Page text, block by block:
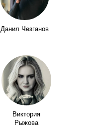
Данил Чезганов
Виктория
Рыжова